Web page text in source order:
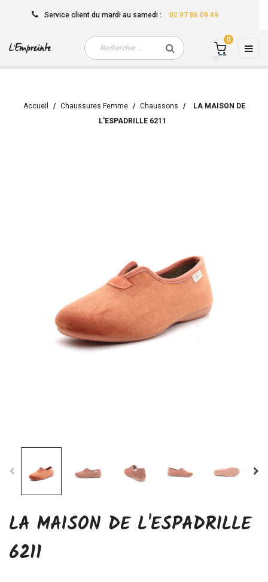
Service client du mardi au samedi : 02 97 86 09 49
☰
0
Accueil Chaussures Femme Chaussons
LA MAISON DE
L'ESPADRILLE 6211
LA MAISON DE L'ESPADRILLE
6211